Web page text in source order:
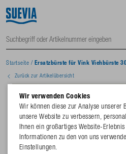
Startseite / Ersatzbürste für Vink Viehbürste
Zurück zur Artikelübersicht
Wir verwenden Cookies
Wir können diese zur Analyse unserer
unsere Website zu verbessern,
Ihnen ein großartiges Website-
Informationen zu den von uns
Einstellungen.